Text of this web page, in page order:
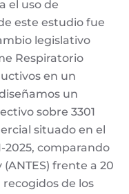
el uso de
este estudio fue
legislativo
Respiratorio
en un
un
sobre 3301
situado en el
2025, comparando
frente a 20
recogidos de los